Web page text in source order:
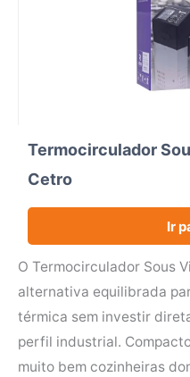
Termocirculador
Cetro
Ir
O Termocirculador Sous
alternativa equilibrada
térmica sem investir
perfil industrial.
muito bem cozinheiras